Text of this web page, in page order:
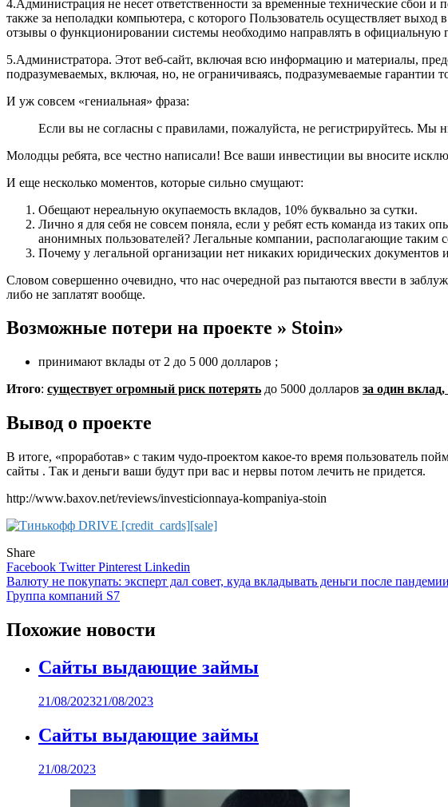
4.Администрация не несет ответственности за временные технические сбои
также за неполадки компьютера, с которого Пользователь осуществляет
отзывы о функционировании системы необходимо направлять в официальную
5.Администратора. Этот веб-сайт, включая всю информацию и материалы,
подразумеваемых, включая, но, не ограничиваясь, подразумеваемые гарантии
И уж совсем «гениальная» фраза:
Если вы не согласны с правилами, пожалуйста, не регистрируйтесь.
Молодцы ребята, все честно написали! Все ваши инвестиции вы вносите
И еще несколько моментов, которые сильно смущают:
Обещают нереальную окупаемость вкладов, 10% буквально за сутки.
Лично я для себя не совсем поняла, если у ребят есть команда из таких
анонимных пользователей? Легальные компании, располагающие таким
Почему у легальной организации нет никаких юридических документов
Словом совершенно очевидно, что нас очередной раз пытаются ввести в
либо не заплатят вообще.
Возможные потери на проекте » Stoin»
принимают вклады от 2 до 5 000 долларов ;
Итого: существует огромный риск потерять до 5000 долларов за один
Вывод о проекте
В итоге, «проработав» с таким чудо-проектом какое-то время пользователь
сайты . Так и деньги ваши будут при вас и нервы потом лечить не придется.
http://www.baxov.net/reviews/investicionnaya-kompaniya-stoin
Share
Facebook TwitterPinterest Linkedin
Навигация
по
записям
Валюту не покупать: эксперт дал совет, куда вкладывать деньги после
Группа компаний S7
Похожие новости
Сайты выдающие займы
21/08/202321/08/2023
Сайты выдающие займы
21/08/2023